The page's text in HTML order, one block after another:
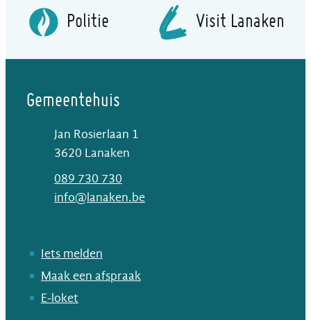
Politie Visit Lanaken
Gemeentehuis
Jan Rosierlaan 1
,3620 Lanaken
089 730 730
E-mailinfo@lanaken.be
Iets melden
Maak een afspraak
E-loket